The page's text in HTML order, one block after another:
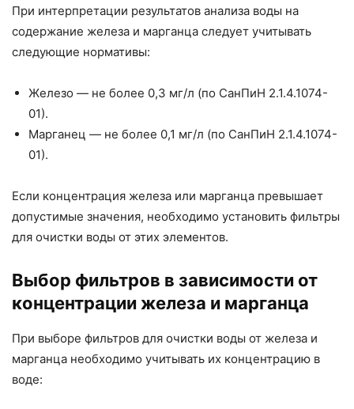
При интерпретации результатов анализа воды на
содержание железа и марганца следует учитывать
следующие нормативы:
Железо — не более 0,3 мг/л (по СанПиН 2.1.4.1074-
01).
Марганец — не более 0,1 мг/л (по СанПиН 2.1.4.1074-
01).
Если концентрация железа или марганца превышает
допустимые значения, необходимо установить фильтры
для очистки воды от этих элементов.
Выбор фильтров в зависимости от
концентрации железа и марганца
При выборе фильтров для очистки воды от железа и
марганца необходимо учитывать их концентрацию в
воде: